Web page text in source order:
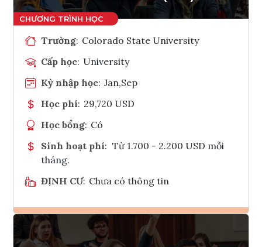
Trường: Colorado State University
Cấp học: University
Kỳ nhập học: Jan,Sep
Học phí: 29,720 USD
Học bổng: Có
Sinh hoạt phí: Từ 1.700 - 2.200 USD mỗi
tháng.
ĐỊNH CƯ: Chưa có thông tin
Ghi danh